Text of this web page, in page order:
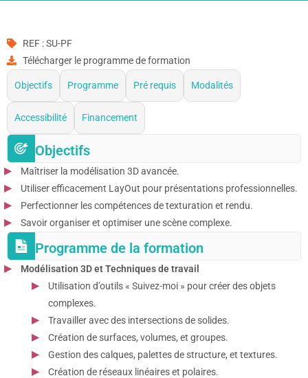
REF : SU-PF
Télécharger le programme de formation
Objectifs Programme Pré requis Modalités
Accessibilité Financement
Objectifs
Maîtriser la modélisation 3D avancée.
Utiliser efficacement LayOut pour présentations professionnelles.
Perfectionner les compétences de texturation et rendu.
Savoir organiser et optimiser une scène complexe.
Programme de la formation
Modélisation 3D et Techniques de travail
Utilisation d’outils « Suivez-moi » pour créer des objets
complexes.
Travailler avec des intersections de solides.
Création de surfaces, volumes, et groupes.
Gestion des calques, palettes de structure, et textures.
Création de réseaux linéaires et polaires.